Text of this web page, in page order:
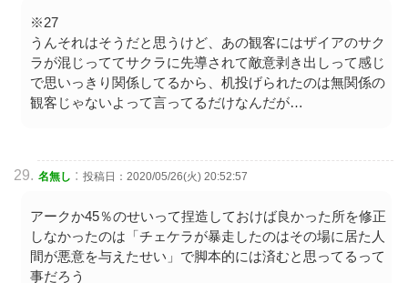
※27
うんそれはそうだと思うけど、あの観客にはザイアのサク
ラが混じっててサクラに先導されて敵意剥き出しって感じ
で思いっきり関係してるから、机投げられたのは無関係の
観客じゃないよって言ってるだけなんだが…
名無し : 投稿日：2020/05/26(火) 20:52:57
アークか45％のせいって捏造しておけば良かった所を修正
しなかったのは「チェケラが暴走したのはその場に居た人
間が悪意を与えたせい」で脚本的には済むと思ってるって
事だろう